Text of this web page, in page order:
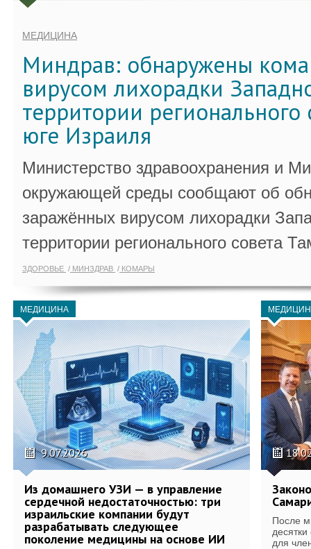
МЕДИЦИНА
Миндрав: обнаружены
вирусом лихорадки
территории регионального
юге Израиля
Министерство здравоохранения и
окружающей среды сообщают об
заражённых вирусом лихорадки
территории регионального совета
ЗДОРОВЬЕ МИНЗДРАВ КОМАРЫ
МЕДИЦИНА
9.07.2026
Из домашнего УЗИ — в управление
сердечной недостаточностью: три
израильские компании будут
разрабатывать следующее
поколение медицины на основе ИИ
После
для